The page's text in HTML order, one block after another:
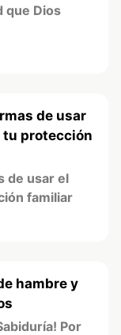
que Dios
de usar
tu protección
de usar el
familiar
hambre y
Por